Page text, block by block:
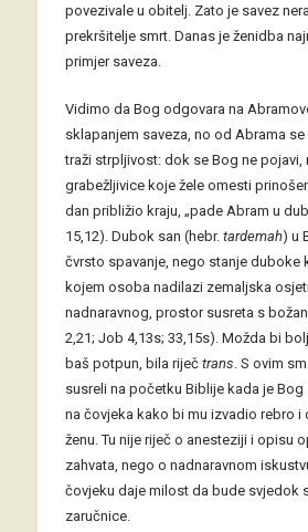
povezivale u obitelj. Zato je savez
prekršitelje smrt. Danas je ženidba
primjer saveza.
Vidimo da Bog odgovara na
sklapanjem saveza, no od Abrama
traži strpljivost: dok se Bog ne pojavi,
grabežljivice koje žele omesti
dan približio kraju, „pade Abram u
15,12). Dubok san (hebr. tardemah) u
čvrsto spavanje, nego stanje duboke
kojem osoba nadilazi zemaljska
nadnaravnog, prostor susreta s
2,21; Job 4,13s; 33,15s). Možda bi
baš potpun, bila riječ trans . S ovim
susreli na početku Biblije kada je
na čovjeka kako bi mu izvadio rebro i
ženu. Tu nije riječ o anesteziji i opisu
zahvata, nego o nadnaravnom
čovjeku daje milost da bude svjedok
zaručnice.